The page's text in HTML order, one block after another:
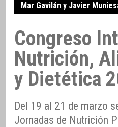
Mar Gavilán y Javier
Congreso
Nutrición,
y Dietética
Del 19 al 21 de marzo
Jornadas de Nutrición